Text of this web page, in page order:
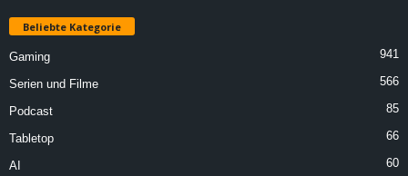
Beliebte Kategorie
Gaming 941
Serien und Filme 566
Podcast 85
Tabletop 66
AI 60